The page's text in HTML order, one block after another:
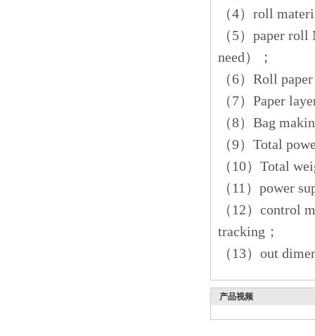
（4）roll
（5）paper
need）；
（6）Roll
（7）Paper
（8）Bag
（9）Total
（10）Total
（11）power
（12）control
tracking；
（13）out
产品视频